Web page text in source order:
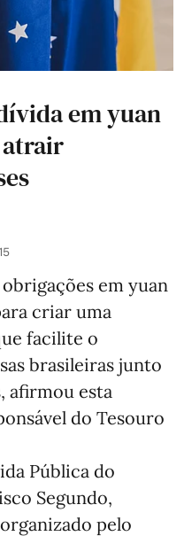
em yuan
atrair
em yuan
criar uma
facilite o
brasileiras junto
afirmou esta
do Tesouro
Pública do
Segundo,
pelo